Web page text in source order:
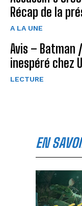
Récap de la
A LA UNE
Avis – Batman
inespéré chez
LECTURE
EN